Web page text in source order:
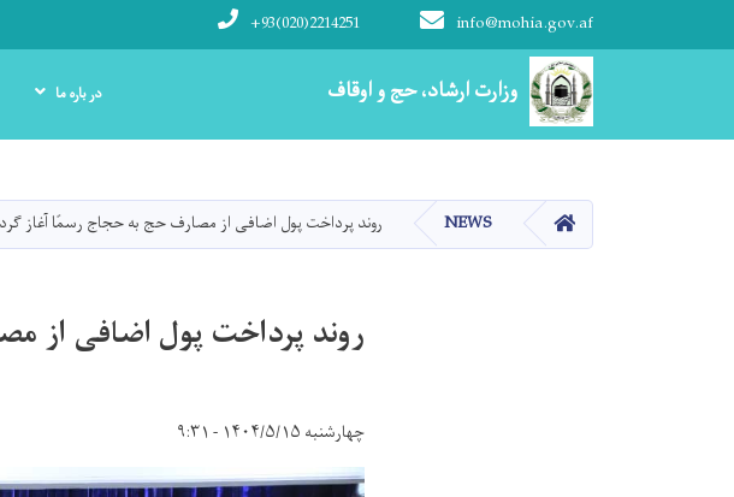
وزارت ارشاد، حج و اوقاف
info@mohia.gov.af
+93(020)2214251
Main navigation
در باره ما
HOME
NEWS روند پرداخت پول اضافی از مصارف حج به حجاج رسمًا آغاز
روند پرداخت پول اضافی از
چهارشنبه ۱۴۰۴/۵/۱۵ - ۹:۳۱